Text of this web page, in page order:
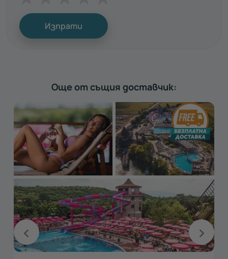
Изпрати
Още от същия доставчик: